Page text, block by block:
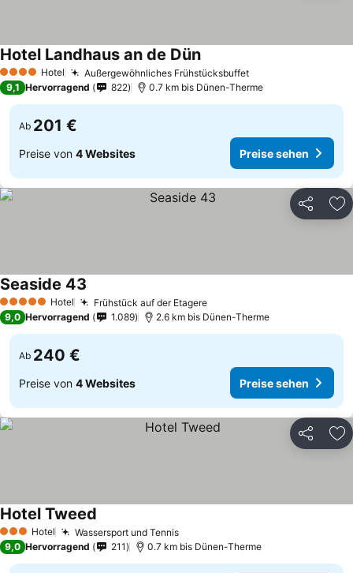
4 Sterne Hotel Außergewöhnliches FrühstücksbuffetPreise sehen
Hotel Landhaus an de DünPreise sehen
9,1 Hervorragend 822 0.7 km bis Dünen-Therme
Ab 201 €
Preise von 4 Websites Preise sehen
Teilen
5 Sterne Hotel Frühstück auf der EtagerePreise sehen
Seaside 43
9,0 Hervorragend 1.089 2.6 km bis Dünen-Therme
Ab 240 €
Preise von 4 Websites Preise sehen
Teilen
3 SterneHotel Wassersport und TennisPreise sehen
Hotel Tweed
9,0 Hervorragend 211 0.7 km bis Dünen-Therme